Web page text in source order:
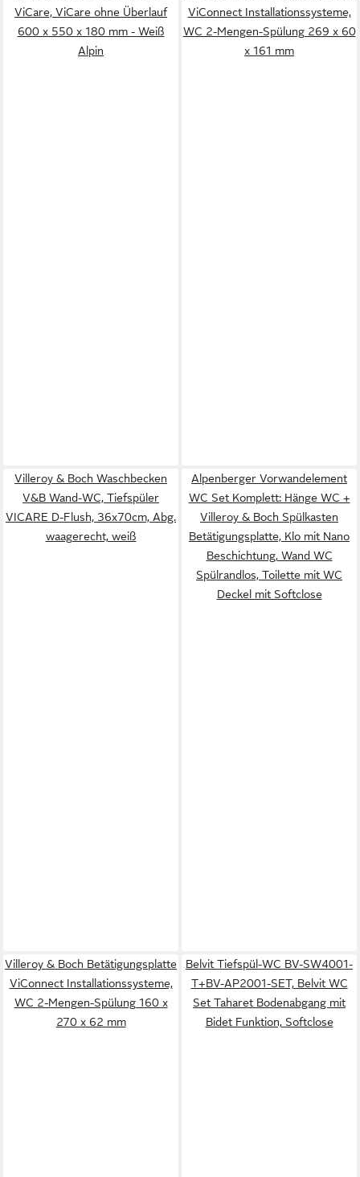
ViCare, ViCare ohne Überlauf
600 x 550 x 180 mm - Weiß
Alpin
ViConnect Installationssysteme,
WC 2-Mengen-Spülung 269 x 60
x 161 mm
Villeroy & Boch Waschbecken
V&B Wand-WC, Tiefspüler
VICARE D-Flush, 36x70cm, Abg.
waagerecht, weiß
Alpenberger Vorwandelement
WC Set Komplett: Hänge WC +
Villeroy & Boch Spülkasten
Betätigungsplatte, Klo mit Nano
Beschichtung, Wand WC
Spülrandlos, Toilette mit WC
Deckel mit Softclose
Villeroy & Boch Betätigungsplatte
ViConnect Installationssysteme,
WC 2-Mengen-Spülung 160 x
270 x 62 mm
Belvit Tiefspül-WC BV-SW4001-
T+BV-AP2001-SET, Belvit WC
Set Taharet Bodenabgang mit
Bidet Funktion, Softclose